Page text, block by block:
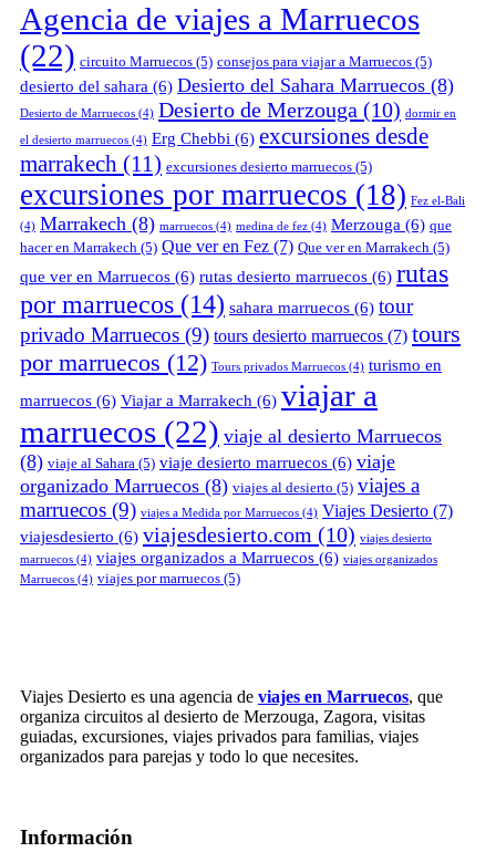
Agencia de viajes a Marruecos
(22) circuito Marruecos (5) consejos para viajar a Marruecos (5)
desierto del sahara (6) Desierto del Sahara Marruecos (8)
Desierto de Marruecos (4) Desierto de Merzouga (10) dormir en
el desierto marruecos (4) Erg Chebbi (6) excursiones desde
marrakech (11) excursiones desierto marruecos (5)
excursiones por marruecos (18) Fez el-Bali
(4) Marrakech (8) marruecos (4) medina de fez (4) Merzouga (6) que
hacer en Marrakech (5) Que ver en Fez (7) Que ver en Marrakech (5)
que ver en Marruecos (6) rutas desierto marruecos (6) rutas
por marruecos (14) sahara marruecos (6) tour
privado Marruecos (9) tours desierto marruecos (7) tours
por marruecos (12) Tours privados Marruecos (4) turismo en
marruecos (6) Viajar a Marrakech (6) viajar a
marruecos (22) viaje al desierto Marruecos
(8) viaje al Sahara (5) viaje desierto marruecos (6) viaje
organizado Marruecos (8) viajes al desierto (5) viajes a
marruecos (9) viajes a Medida por Marruecos (4) Viajes Desierto (7)
viajesdesierto (6) viajesdesierto.com (10) viajes desierto
marruecos (4) viajes organizados a Marruecos (6) viajes organizados
Marruecos (4) viajes por marruecos (5)
Viajes Desierto es una agencia de viajes en Marruecos, que
organiza circuitos al desierto de Merzouga, Zagora, visitas
guiadas, excursiones, viajes privados para familias, viajes
organizados para parejas y todo lo que necesites.
Información